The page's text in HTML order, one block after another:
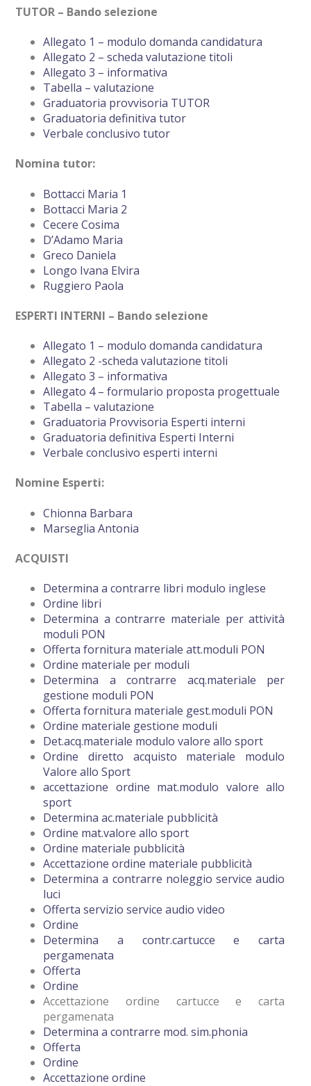
TUTOR – Bando selezione
Allegato 1 – modulo domanda candidatura
Allegato 2 – scheda valutazione titoli
Allegato 3 – informativa
Tabella – valutazione
Graduatoria provvisoria TUTOR
Graduatoria definitiva tutor
Verbale conclusivo tutor
Nomina tutor:
Bottacci Maria 1
Bottacci Maria 2
Cecere Cosima
D’Adamo Maria
Greco Daniela
Longo Ivana Elvira
Ruggiero Paola
ESPERTI INTERNI – Bando selezione
Allegato 1 – modulo domanda candidatura
Allegato 2 -scheda valutazione titoli
Allegato 3 – informativa
Allegato 4 – formulario proposta progettuale
Tabella – valutazione
Graduatoria Provvisoria Esperti interni
Graduatoria definitiva Esperti Interni
Verbale conclusivo esperti interni
Nomine Esperti:
Chionna Barbara
Marseglia Antonia
ACQUISTI
Determina a contrarre libri modulo inglese
Ordine libri
Determina a contrarre materiale per attività
moduli PON
Offerta fornitura materiale att.moduli PON
Ordine materiale per moduli
Determina a contrarre acq.materiale per
gestione moduli PON
Offerta fornitura materiale gest.moduli PON
Ordine materiale gestione moduli
Det.acq.materiale modulo valore allo sport
Ordine diretto acquisto materiale modulo
Valore allo Sport
accettazione ordine mat.modulo valore allo
sport
Determina ac.materiale pubblicità
Ordine mat.valore allo sport
Ordine materiale pubblicità
Accettazione ordine materiale pubblicità
Determina a contrarre noleggio service audio
luci
Offerta servizio service audio video
Ordine
Determina a contr.cartucce e carta
pergamenata
Offerta
Ordine
Accettazione ordine cartucce e carta
pergamenata
Determina a contrarre mod. sim.phonia
Offerta
Ordine
Accettazione ordine